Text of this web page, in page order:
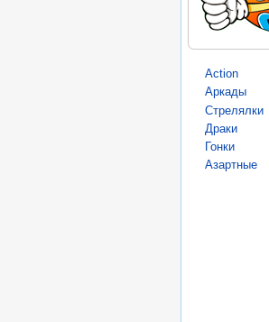
Action
Аркады
Стрелялки
Драки
Гонки
Азартные